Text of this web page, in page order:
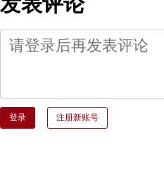
登录 注册新账号